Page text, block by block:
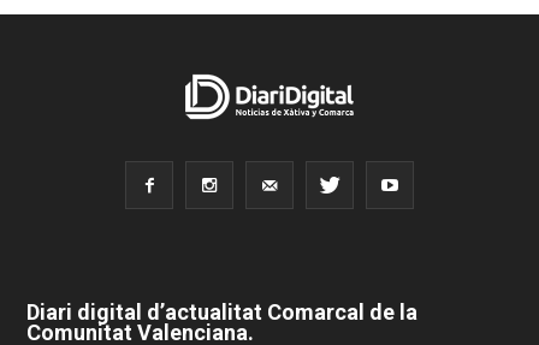
Diari digital d’actualitat Comarcal de la
Comunitat Valenciana.